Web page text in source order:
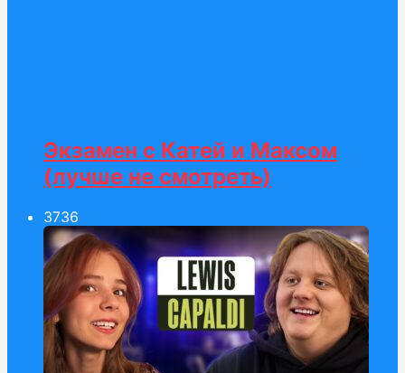
Экзамен c Катей и Максом
(лучше не смотреть)
3736